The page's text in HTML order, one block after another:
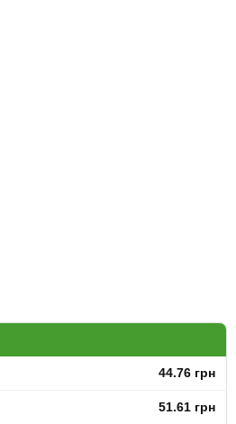
44.76 грн
51.61 грн